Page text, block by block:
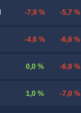
-7,9 % -5,7 %
-4,6 % -6,6 %
0,0 % -6,8 %
1,0 % -7,0 %